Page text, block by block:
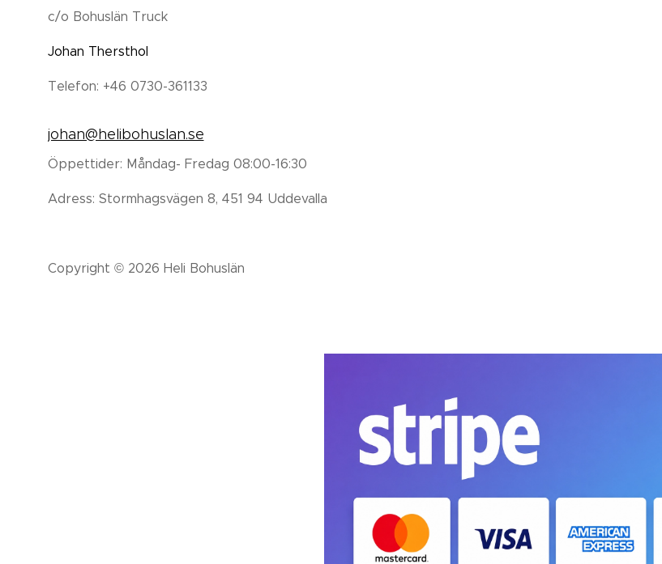
c/o Bohuslän Truck
Johan Thersthol
Telefon: +46 0730-361133
johan@helibohuslan.se
Öppettider: Måndag- Fredag 08:00-16:30
Adress: Stormhagsvägen 8, 451 94 Uddevalla
Copyright © 2026 Heli Bohuslän